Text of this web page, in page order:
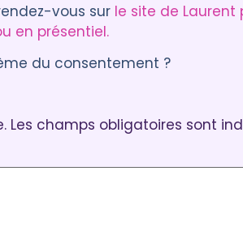
vous sur le site de Laurent
en présentiel.
du consentement ?
Les champs obligatoires sont